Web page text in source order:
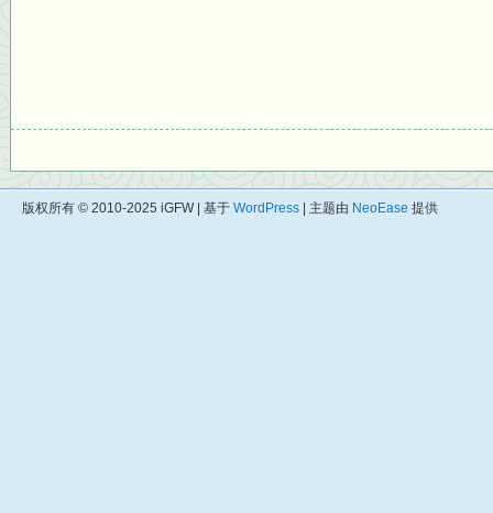
版权所有 © 2010-2025 iGFW | 基于 WordPress | 主题由 NeoEase 提供